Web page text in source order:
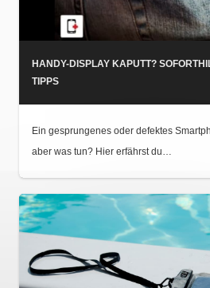
HANDY-DISPLAY KAPUTT?
TIPPS
Ein gesprungenes oder defektes
aber was tun? Hier erfährst du…